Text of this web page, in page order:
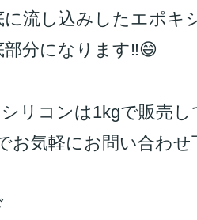
流し込みしたエポキ
分になります‼️😄
リコンは1kgで販売
お気軽にお問い合わせ